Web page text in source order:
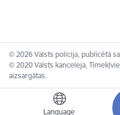
Language
© 2026 Valsts policija, publicētā
© 2020 Valsts kanceleja,
aizsargātas.